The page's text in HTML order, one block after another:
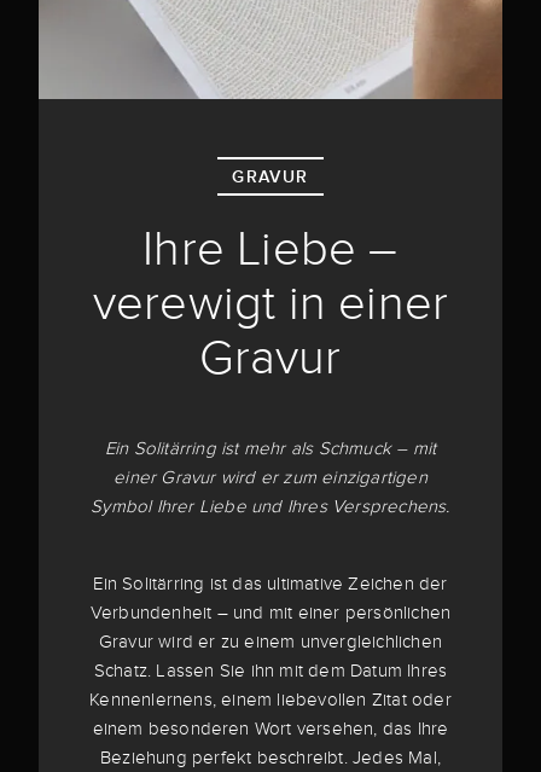
GRAVUR
Ihre Liebe –
verewigt in einer
Gravur
Ein Solitärring ist mehr als Schmuck – mit
einer Gravur wird er zum einzigartigen
Symbol Ihrer Liebe und Ihres Versprechens.
Ein Solitärring ist das ultimative Zeichen der
Verbundenheit – und mit einer persönlichen
Gravur wird er zu einem unvergleichlichen
Schatz. Lassen Sie ihn mit dem Datum Ihres
Kennenlernens, einem liebevollen Zitat oder
einem besonderen Wort versehen, das Ihre
Beziehung perfekt beschreibt. Jedes Mal,